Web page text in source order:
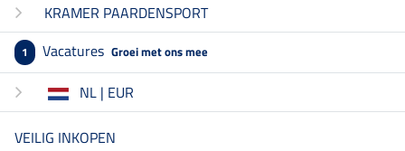
KRAMER PAARDENSPORT
1 Vacatures Groei met ons mee
NL | EUR
VEILIG INKOPEN